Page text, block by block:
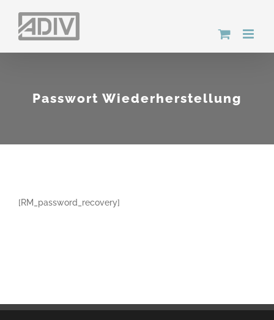
Inhalt
Passwort Wiederherstellung
[RM_password_recovery]